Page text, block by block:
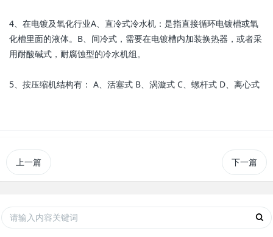
4、在电镀及氧化行业A、直冷式冷水机：是指直接循环电镀槽或氧
化槽里面的液体。B、间冷式，需要在电镀槽内加装换热器，或者采
用耐酸碱式，耐腐蚀型的冷水机组。
5、按压缩机结构有： A、活塞式 B、涡漩式 C、螺杆式 D、离心式
上一篇 下一篇